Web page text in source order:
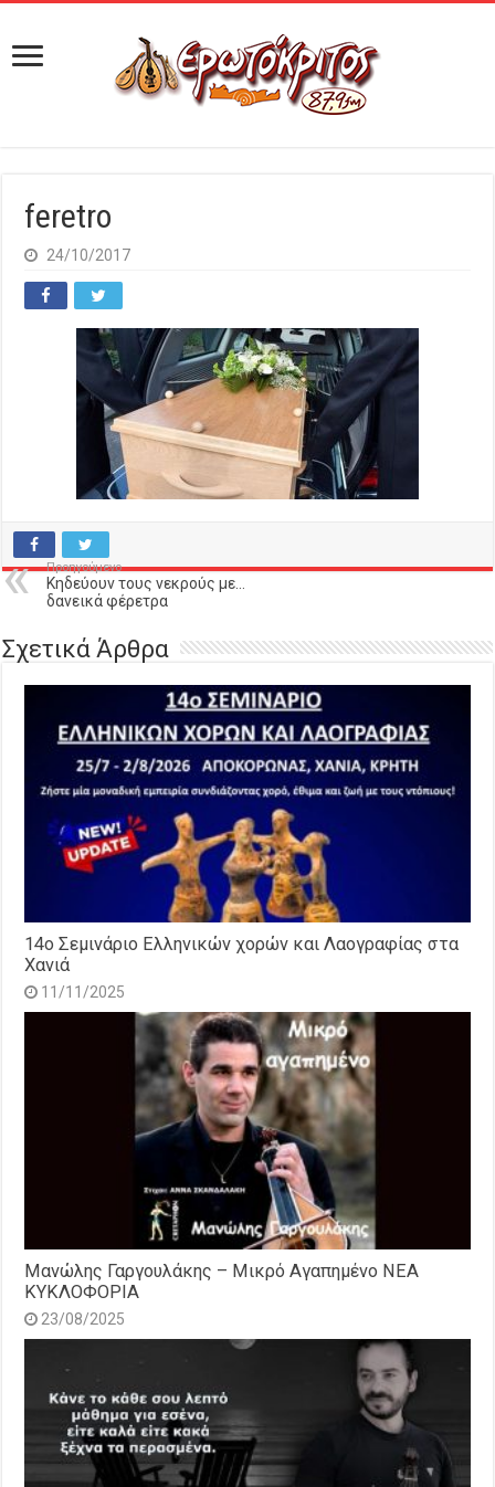
feretro
24/10/2017
Προηγούμενο
Κηδεύουν τους νεκρούς με…
δανεικά φέρετρα
Σχετικά Άρθρα
14o Σεμινάριο Ελληνικών χορών και Λαογραφίας στα
Χανιά
11/11/2025
Μανώλης Γαργουλάκης – Μικρό Αγαπημένο NEΑ
ΚΥΚΛΟΦΟΡΙΑ
23/08/2025